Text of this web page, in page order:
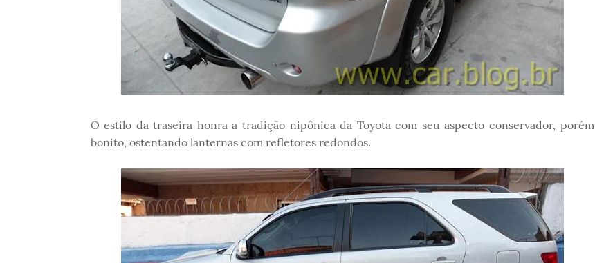
O estilo da traseira honra a tradição nipônica da Toyota com seu aspecto conservador, porém
bonito, ostentando lanternas com refletores redondos.